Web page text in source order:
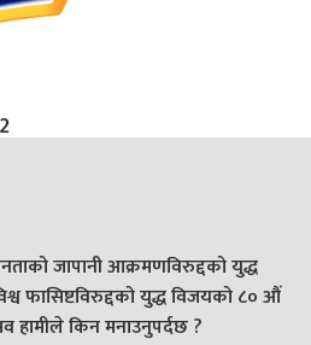
जापानी आक्रमणविरुद्दको युद्ध
फासिष्टविरुद्दको युद्ध विजयको ८० औं
हामीले किन मनाउनुपर्दछ ?